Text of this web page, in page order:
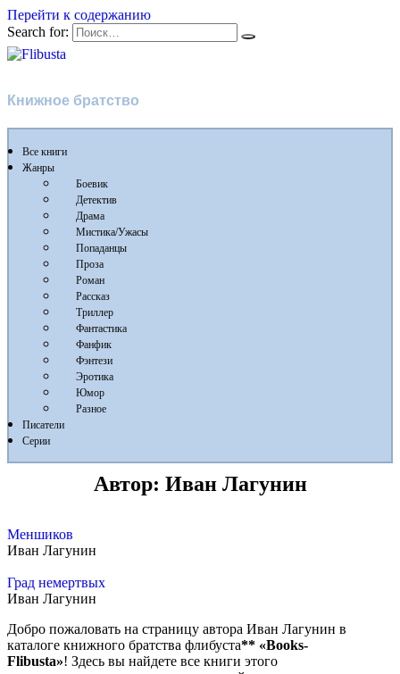
Перейти к содержанию
Search for:
Книжное братство
Все книги
Жанры
Боевик
Детектив
Драма
Мистика/Ужасы
Попаданцы
Проза
Роман
Рассказ
Триллер
Фантастика
Фанфик
Фэнтези
Эротика
Юмор
Разное
Писатели
Серии
Автор: Иван Лагунин
Меншиков
Иван Лагунин
Град немертвых
Иван Лагунин
Добро пожаловать на страницу автора Иван Лагунин в
каталоге книжного братства флибуста** «Books-
Flibusta»! Здесь вы найдете все книги этого